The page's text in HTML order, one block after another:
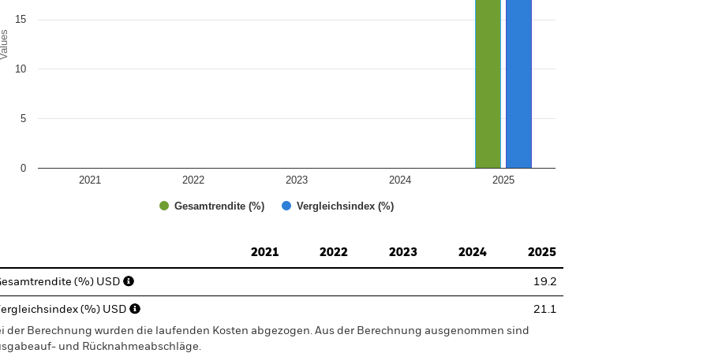
Values
Gesamtrendite (%) Vergleichsindex (%)
2021 2022 2023 2024 2025
0
5
10
15
2021
2022 2023 2024 2025
(%) USD 19.2
(%) USD
21.1
der Berechnung wurden die laufenden Kosten abgezogen. Aus der Berechnung ausgenommen sind
und Rücknahmeabschläge.